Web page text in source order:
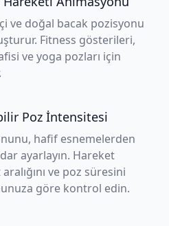
ve doğal bacak pozisyonu
Fitness gösterileri,
ve yoga pozları için
Poz İntensitesi
hafif esnemelerden
ayarlayın. Hareket
aralığını ve poz süresini
göre kontrol edin.